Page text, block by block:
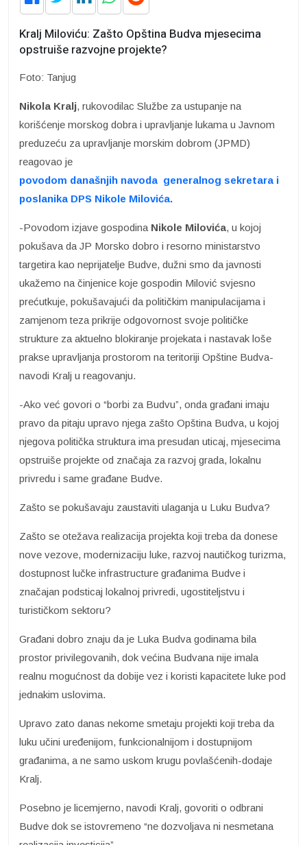
Kralj Miloviću: Zašto Opština Budva mjesecima
opstruiše razvojne projekte?
Foto: Tanjug
Nikola Kralj, rukovodilac Službe za ustupanje na
korišćenje morskog dobra i upravljanje lukama u Javnom
preduzeću za upravljanje morskim dobrom (JPMD)
reagovao je
povodom današnjih navoda generalnog sekretara i
poslanika DPS Nikole Milovića.
-Povodom izjave gospodina Nikole Milovića, u kojoj
pokušava da JP Morsko dobro i resorno ministarstvo
targetira kao neprijatelje Budve, dužni smo da javnosti
ukažemo na činjenice koje gospodin Milović svjesno
prećutkuje, pokušavajući da političkim manipulacijama i
zamjenom teza prikrije odgovornost svoje političke
strukture za aktuelno blokiranje projekata i nastavak loše
prakse upravljanja prostorom na teritoriji Opštine Budva-
navodi Kralj u reagovanju.
-Ako već govori o “borbi za Budvu”, onda građani imaju
pravo da pitaju upravo njega zašto Opština Budva, u kojoj
njegova politička struktura ima presudan uticaj, mjesecima
opstruiše projekte od značaja za razvoj grada, lokalnu
privredu i same građane Budve.
Zašto se pokušavaju zaustaviti ulaganja u Luku Budva?
Zašto se otežava realizacija projekta koji treba da donese
nove vezove, modernizaciju luke, razvoj nautičkog turizma,
dostupnost lučke infrastructure građanima Budve i
značajan podsticaj lokalnoj privredi, ugostiteljstvu i
turističkom sektoru?
Građani dobro znaju da je Luka Budva godinama bila
prostor privilegovanih, dok većina Budvana nije imala
realnu mogućnost da dobije vez i koristi kapacitete luke pod
jednakim uslovima.
Upravo zato danas nekome smetaju projekti koji treba da
luku učini uređenijom, funkcionalnijom i dostupnijom
građanima, a ne samo uskom krugu povlašćenih-dodaje
Kralj.
Posebno je licemjerno, navodi Kralj, govoriti o odbrani
Budve dok se istovremeno “ne dozvoljava ni nesmetana